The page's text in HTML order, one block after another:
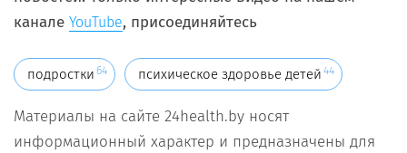
канале YouTube, присоединяйтесь
подростки 64 психическое здоровье детей 44
Материалы на сайте 24health.by носят
информационный характер и предназначены для